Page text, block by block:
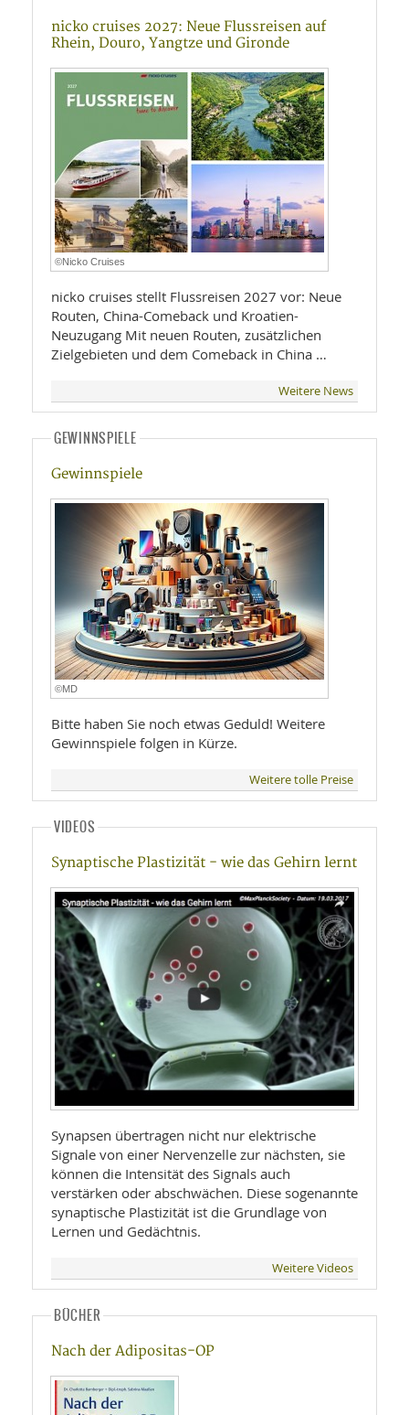
nicko cruises 2027: Neue Flussreisen auf
Rhein, Douro, Yangtze und Gironde
©Nicko Cruises
nicko cruises stellt Flussreisen 2027 vor: Neue
Routen, China-Comeback und Kroatien-
Neuzugang Mit neuen Routen, zusätzlichen
Zielgebieten und dem Comeback in China …
Weitere News
GEWINNSPIELE
Gewinnspiele
©MD
Bitte haben Sie noch etwas Geduld! Weitere
Gewinnspiele folgen in Kürze.
Weitere tolle Preise
VIDEOS
Synaptische Plastizität - wie das Gehirn lernt
Synapsen übertragen nicht nur elektrische
Signale von einer Nervenzelle zur nächsten, sie
können die Intensität des Signals auch
verstärken oder abschwächen. Diese sogenannte
synaptische Plastizität ist die Grundlage von
Lernen und Gedächtnis.
Weitere Videos
BÜCHER
Nach der Adipositas-OP